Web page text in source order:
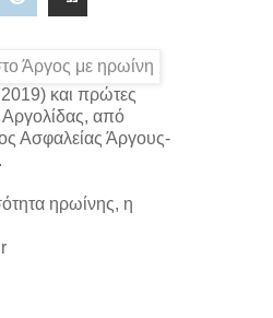
και πρώτες
από
Ασφαλείας Άργους-
ηρωίνης, η